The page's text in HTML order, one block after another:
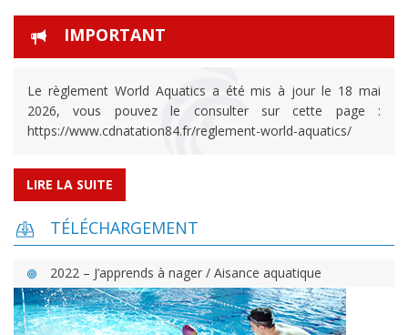
IMPORTANT
Le règlement World Aquatics a été mis à jour le 18 mai
2026, vous pouvez le consulter sur cette page :
https://www.cdnatation84.fr/reglement-world-aquatics/
LIRE LA SUITE
TÉLÉCHARGEMENT
2022 – J’apprends à nager / Aisance aquatique